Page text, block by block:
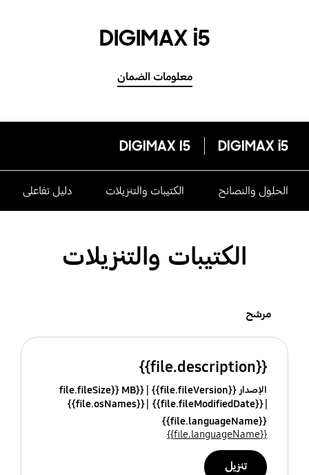
DIGIMAX i5
معلومات الضمان
DIGIMAX i5
DIGIMAX I5
الحلول والنصائح الكتيبات والتنزيلات دليل تفاعلى
الكتيبات والتنزيلات
مرشح
{{file.description}}
الإصدار {{file.fileVersion}}
{{file.fileSize}} MB
{{file.fileModifiedDate}}
{{file.osNames}}
{{file.languageName}}
{{file.languageName}}
تنزيل